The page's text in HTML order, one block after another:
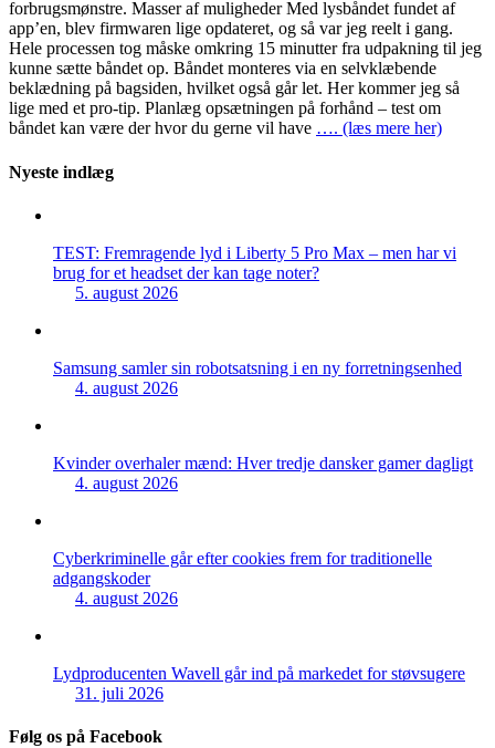
forbrugsmønstre. Masser af muligheder Med lysbåndet fundet af
app’en, blev firmwaren lige opdateret, og så var jeg reelt i gang.
Hele processen tog måske omkring 15 minutter fra udpakning til jeg
kunne sætte båndet op. Båndet monteres via en selvklæbende
beklædning på bagsiden, hvilket også går let. Her kommer jeg så
lige med et pro-tip. Planlæg opsætningen på forhånd – test om
båndet kan være der hvor du gerne vil have …. (læs mere her)
Nyeste indlæg
TEST: Fremragende lyd i Liberty 5 Pro Max – men har vi
brug for et headset der kan tage noter?
5. august 2026
Samsung samler sin robotsatsning i en ny forretningsenhed
4. august 2026
Kvinder overhaler mænd: Hver tredje dansker gamer dagligt
4. august 2026
Cyberkriminelle går efter cookies frem for traditionelle
adgangskoder
4. august 2026
Lydproducenten Wavell går ind på markedet for støvsugere
31. juli 2026
Følg os på Facebook